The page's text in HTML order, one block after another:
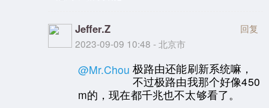
Jeffer.Z
2023-09-09 10:48 - 北京市
回复
@Mr.Chou 极路由还能刷新系统嘛，
不过极路由我那个好像450
m的，现在都千兆也不太够看了。